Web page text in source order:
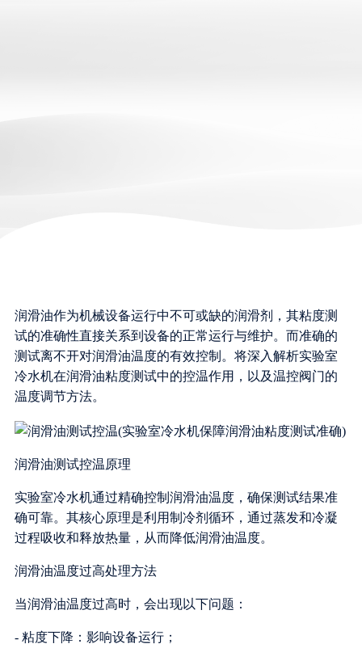
润滑油作为机械设备运行中不可或缺的润滑剂，其粘度测
试的准确性直接关系到设备的正常运行与维护。而准确的
测试离不开对润滑油温度的有效控制。将深入解析实验室
冷水机在润滑油粘度测试中的控温作用，以及温控阀门的
温度调节方法。
润滑油测试控温原理
实验室冷水机通过精确控制润滑油温度，确保测试结果准
确可靠。其核心原理是利用制冷剂循环，通过蒸发和冷凝
过程吸收和释放热量，从而降低润滑油温度。
润滑油温度过高处理方法
当润滑油温度过高时，会出现以下问题：
- 粘度下降：影响设备运行；